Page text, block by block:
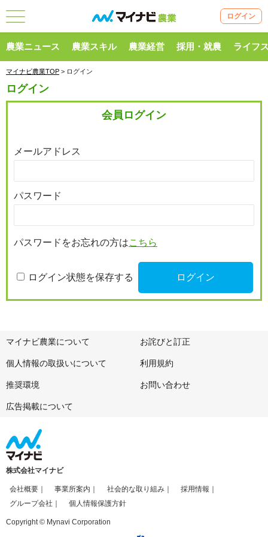
ログイン
農業ニュース 農業スキル 農業経営 採用・就農 ライフ
マイナビ農業TOP > ログイン
ログイン
会員ログイン
メールアドレス
パスワード
パスワードをお忘れの方はこちら
ログイン状態を保存する
マイナビ農業について お詫びと訂正
個人情報の取扱いについて 利用規約
推奨環境 お問い合わせ
広告掲載について
株式会社マイナビ
会社概要 事業所案内 社会的な取り組み
採用情報
グループ会社
個人情報保護方針
Copyright © Mynavi Corporation